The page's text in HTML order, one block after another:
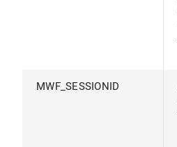
MWF_SESSIONID